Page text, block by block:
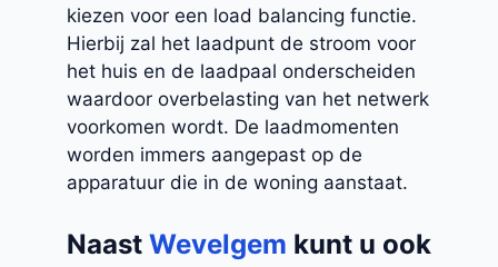
kiezen voor een load balancing functie.
Hierbij zal het laadpunt de stroom voor
het huis en de laadpaal onderscheiden
waardoor overbelasting van het netwerk
voorkomen wordt. De laadmomenten
worden immers aangepast op de
apparatuur die in de woning aanstaat.
Naast Wevelgem kunt u ook